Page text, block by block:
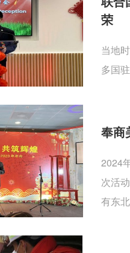
荣
当地
多国
奉商
2024
次活
有东